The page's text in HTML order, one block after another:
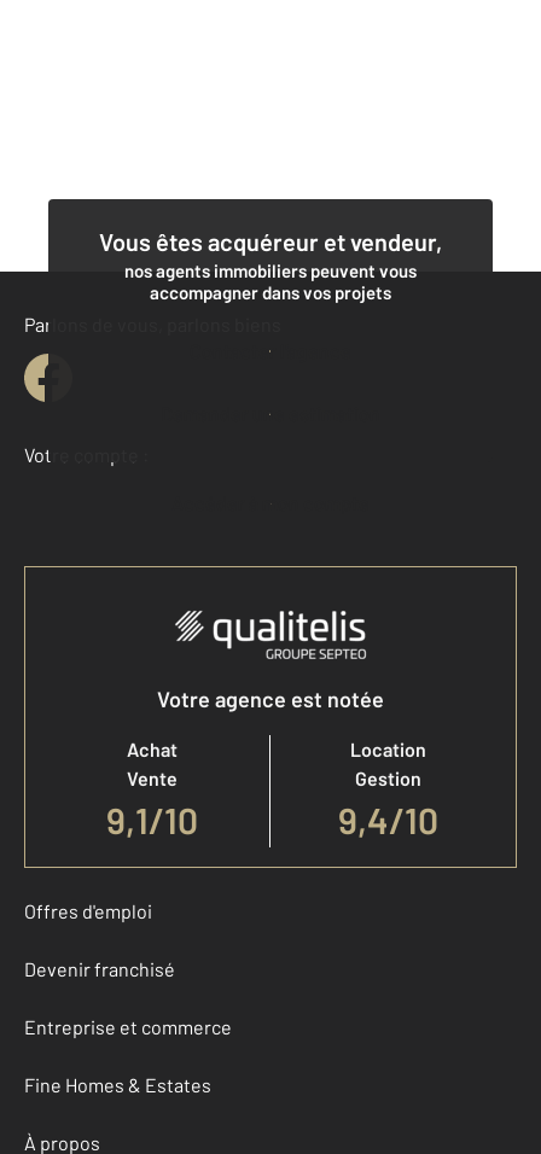
Vous êtes acquéreur et vendeur,
nos agents immobiliers peuvent vous
accompagner dans vos projets
Contacter l'agence
Demander une estimation
Parlons de vous, parlons biens
Votre compte :
Accéder à mon compte
Votre agence est notée
Achat
Vente
9,1/10
Location
Gestion
9,4/10
Offres d'emploi
Devenir franchisé
Entreprise et commerce
Fine Homes & Estates
À propos